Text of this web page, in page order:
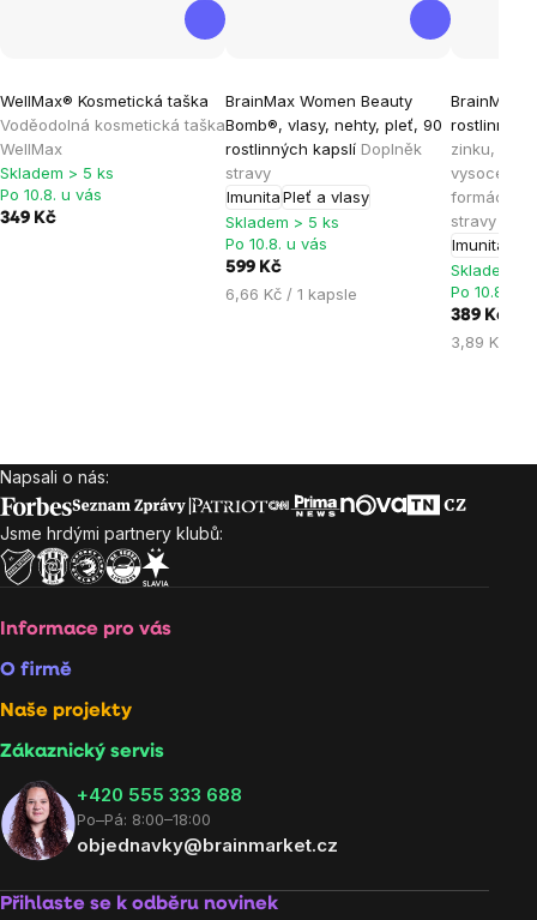
WellMax® Kosmetická taška
Voděodolná kosmetická taška
WellMax
hodnocení
produktu
je
5,0
z
Skladem > 5 ks
Po 10.8. u vás
349 Kč
BrainMax Women Beauty
Bomb®, vlasy, nehty, pleť, 90
rostlinných kapslí Doplněk
stravy
ImunitaPleť a vlasy
hodnocení
produktu
je
4,9
z
5
hvězdiček.
Skladem > 5 ks
Po 10.8. u vás
599 Kč
Měrná
6,66 Kč / 1 kapsle
BrainMax
zinku,
vysoce
formách,
stravy
Imunita
produktu
je
4,9
z
5
Skladem >
Po 10.8. u
389 Kč
Měrná
3,89 Kč / 1
Zápatí
Napsali o nás:
Jsme hrdými partnery klubů:
Informace pro vás
O firmě
Naše projekty
Zákaznický servis
‭+420 555 333 688
Po–Pá: 8:00–18:00
objednavky@brainmarket.cz
Přihlaste se k odběru novinek